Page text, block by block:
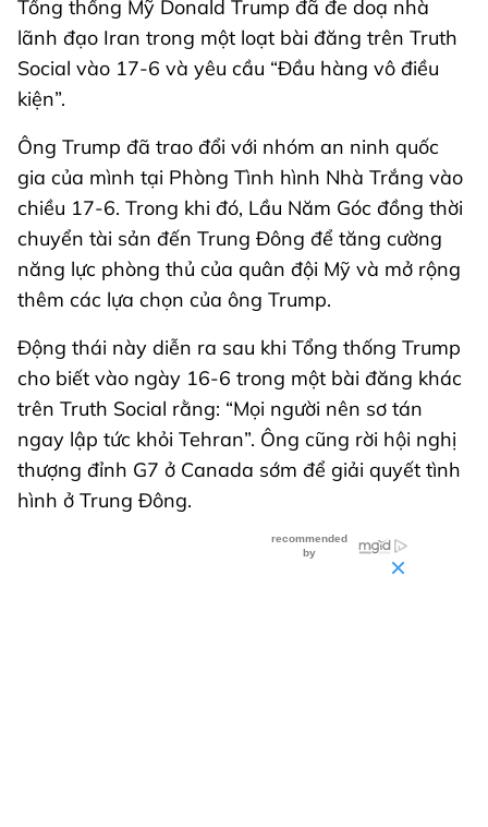
Tổng thống Mỹ Donald Trump đã đe doạ nhà
lãnh đạo Iran trong một loạt bài đăng trên Truth
Social vào 17-6 và yêu cầu “Đầu hàng vô điều
kiện”.
Ông Trump đã trao đổi với nhóm an ninh quốc
gia của mình tại Phòng Tình hình Nhà Trắng vào
chiều 17-6. Trong khi đó, Lầu Năm Góc đồng thời
chuyển tài sản đến Trung Đông để tăng cường
năng lực phòng thủ của quân đội Mỹ và mở rộng
thêm các lựa chọn của ông Trump.
Động thái này diễn ra sau khi Tổng thống Trump
cho biết vào ngày 16-6 trong một bài đăng khác
trên Truth Social rằng: “Mọi người nên sơ tán
ngay lập tức khỏi Tehran”. Ông cũng rời hội nghị
thượng đỉnh G7 ở Canada sớm để giải quyết tình
hình ở Trung Đông.